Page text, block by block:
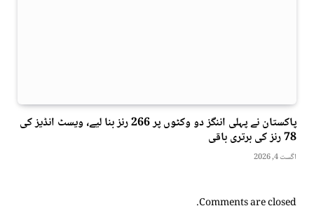
پاکستان نے پہلی اننگز دو وکٹوں پر 266 رنز بنا لیے، ویسٹ انڈیز کی
78 رنز کی برتری باقی
اگست 4, 2026
Comments are closed.